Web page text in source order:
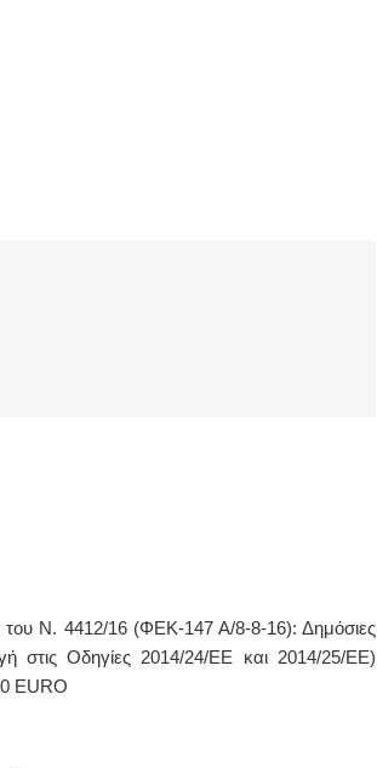
του Ν. 4412/16 (ΦΕΚ-147 Α/8-8-16): Δημόσιες
στις Οδηγίες 2014/24/ΕΕ και 2014/25/ΕΕ)
EURO